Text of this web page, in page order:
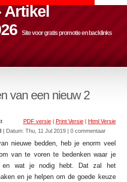
Artikel
Site voor gratis promotie en backlinks
van een nieuw 2
PDF versie| Print Versie| Html Versie
| Datum:Thu, 11 Jul 2019 | 0 commentaar
nieuwe bedden, heb je enorm veel
van te voren te bedenken waar je
en wat je nodig hebt. Dat zal het
en je helpen om de goede keuze